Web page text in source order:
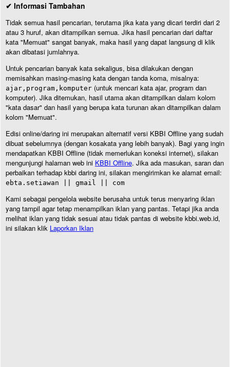
✔ Informasi Tambahan
Tidak semua hasil pencarian, terutama jika kata yang dicari terdiri dari 2
atau 3 huruf, akan ditampilkan semua. Jika hasil pencarian dari daftar
kata "Memuat" sangat banyak, maka hasil yang dapat langsung di klik
akan dibatasi jumlahnya.
Untuk pencarian banyak kata sekaligus, bisa dilakukan dengan
memisahkan masing-masing kata dengan tanda koma, misalnya:
ajar,program,komputer (untuk mencari kata ajar, program dan
komputer). Jika ditemukan, hasil utama akan ditampilkan dalam kolom
"kata dasar" dan hasil yang berupa kata turunan akan ditampilkan dalam
kolom "Memuat".
Edisi online/daring ini merupakan alternatif versi KBBI Offline yang sudah
dibuat sebelumnya (dengan kosakata yang lebih banyak). Bagi yang ingin
mendapatkan KBBI Offline (tidak memerlukan koneksi internet), silakan
mengunjungi halaman web ini KBBI Offline. Jika ada masukan, saran dan
perbaikan terhadap kbbi daring ini, silakan mengirimkan ke alamat email:
ebta.setiawan || gmail || com
Kami sebagai pengelola website berusaha untuk terus menyaring iklan
yang tampil agar tetap menampilkan iklan yang pantas. Tetapi jika anda
melihat iklan yang tidak sesuai atau tidak pantas di website kbbi.web.id,
ini silakan klik Laporkan Iklan